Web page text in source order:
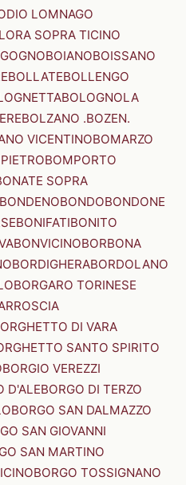
LOMNAGO
SOPRA TICINO
BOIANOBOISSANO
BOLLATEBOLLENGO
BOLOGNOLA
BOLZANO .BOZEN.
VICENTINOBOMARZO
BOMPORTO
SOPRA
BONDENOBONDOBONDONE
BONIFATIBONITO
BONVICINOBORBONA
BORDIGHERABORDOLANO
BORGARO TORINESE
DI VARA
SANTO SPIRITO
BORGIO VEREZZI
D'ALEBORGO DI TERZO
BORGO SAN DALMAZZO
SAN GIOVANNI
SAN MARTINO
BORGO TOSSIGNANO